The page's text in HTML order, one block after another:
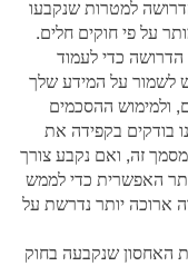
למטרות שנקבעו
על פי חוקים חלים.
הדרושה כדי לעמוד
לשמור על המידע שלך
ולמימוש ההסכמים
בודקים בקפידה את
זה, ואם נקבע צורך
האפשרית כדי לממש
ארוכה יותר נדרשת על
האחסון שנקבעה בחוק